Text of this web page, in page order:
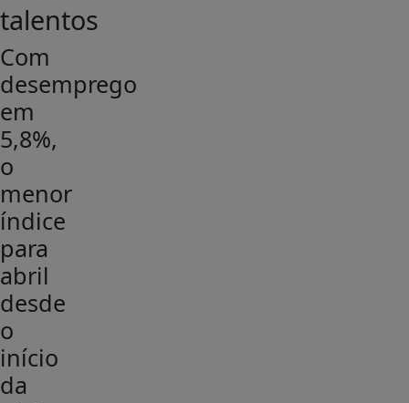
talentos
Com
desemprego
em
5,8%,
o
menor
índice
para
abril
desde
o
início
da